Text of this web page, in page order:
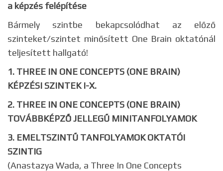
a képzés felépítése
Bármely szintbe bekapcsolódhat az előző
szinteket/szintet minősített One Brain oktatónál
teljesített hallgató!
1. THREE IN ONE CONCEPTS (ONE BRAIN)
KÉPZÉSI SZINTEK I-X.
2. THREE IN ONE CONCEPTS (ONE BRAIN)
TOVÁBBKÉPZŐ JELLEGŰ MINITANFOLYAMOK
3. EMELTSZINTŰ TANFOLYAMOK OKTATÓI
SZINTIG
(Anastazya Wada, a Three In One Concepts